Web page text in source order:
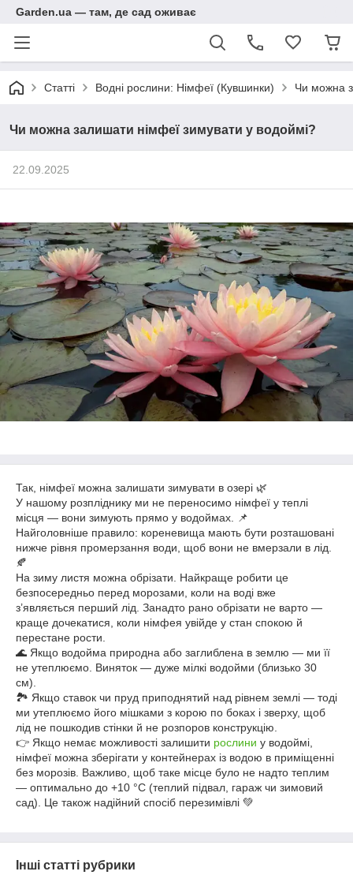
Garden.ua — там, де сад оживає
Статті Водні рослини: Німфеї (Кувшинки) Чи можна
Чи можна залишати німфеї зимувати у водоймі?
22.09.2025
Так, німфеї можна залишати зимувати в озері 🌿
У нашому розпліднику ми не переносимо німфеї у теплі
місця — вони зимують прямо у водоймах. 📌
Найголовніше правило: кореневища мають бути розташовані
нижче рівня промерзання води, щоб вони не вмерзали в лід.
🍂
На зиму листя можна обрізати. Найкраще робити це
безпосередньо перед морозами, коли на воді вже
з’являється перший лід. Занадто рано обрізати не варто —
краще дочекатися, коли німфея увійде у стан спокою й
перестане рости.
🌊 Якщо водойма природна або заглиблена в землю — ми її
не утеплюємо. Виняток — дуже мілкі водойми (близько 30
см).
🏞 Якщо ставок чи пруд приподнятий над рівнем землі — тоді
ми утеплюємо його мішками з корою по боках і зверху, щоб
лід не пошкодив стінки й не розпоров конструкцію.
👉 Якщо немає можливості залишити рослини у водоймі,
німфеї можна зберігати у контейнерах із водою в приміщенні
без морозів. Важливо, щоб таке місце було не надто теплим
— оптимально до +10 °C (теплий підвал, гараж чи зимовий
сад). Це також надійний спосіб перезимівлі 💚
Інші статті рубрики